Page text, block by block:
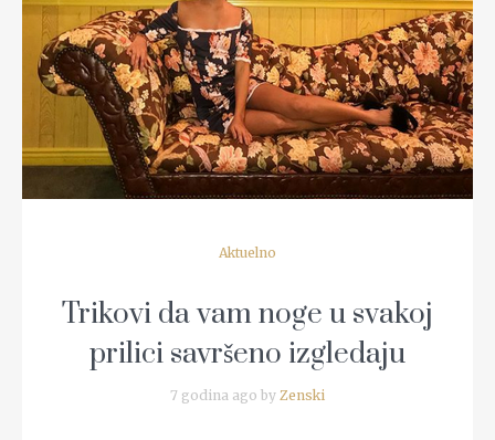
READ MORE
Aktuelno
Trikovi da vam noge u svakoj
prilici savršeno izgledaju
7 godina ago by Zenski